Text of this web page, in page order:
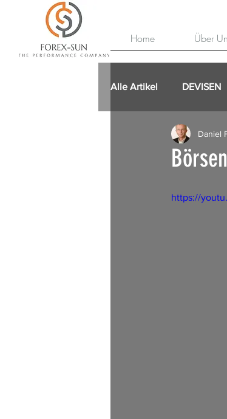
Home Über
Alle Artikel DEVISEN
Daniel
https://